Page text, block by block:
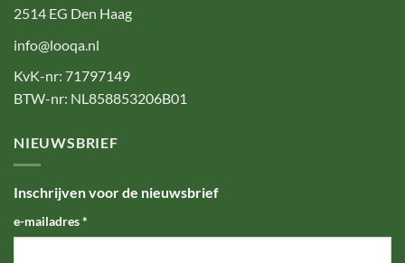
2514 EG Den Haag
info@looqa.nl
KvK-nr: 71797149
BTW-nr: NL858853206B01
NIEUWSBRIEF
Inschrijven voor de nieuwsbrief
e-mailadres*